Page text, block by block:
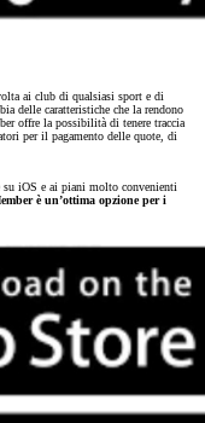
ai club di qualsiasi sport e di
delle caratteristiche che la rendono
offre la possibilità di tenere traccia
per il pagamento delle quote, di
su iOS e ai piani molto convenienti
è un’ottima opzione per i